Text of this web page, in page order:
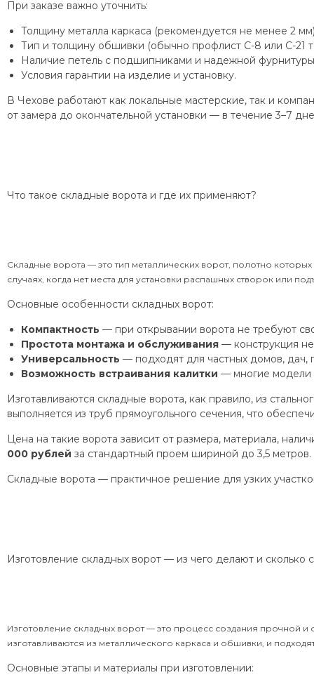
При заказе важно уточнить:
Толщину металла каркаса (рекомендуется не менее 2
Тип и толщину обшивки (обычно профлист С-8 или С-21
Наличие петель с подшипниками и надежной
Условия гарантии на изделие и установку.
В Чехове работают как локальные мастерские, так и
от замера до окончательной установки — в течение 3–7
Что такое складные ворота и где их применяют?
Складные ворота — это тип металлических ворот, полотно
случаях, когда нет места для установки распашных створок или
Основные особенности складных ворот:
Компактность — при открывании ворота не требуют
Простота монтажа и обслуживания — конструкция
Универсальность — подходят для частных домов, дач,
Возможность встраивания калитки — многие модели
Изготавливаются складные ворота, как правило, из
выполняется из труб прямоугольного сечения, что
Цена на такие ворота зависит от размера, материала,
000 рублей за стандартный проем шириной до 3,5 метров.
Складные ворота — практичное решение для узких
Изготовление складных ворот — из чего делают и сколько
Изготовление складных ворот — это процесс создания прочной
изготавливаются из металлического каркаса и обшивки, и
Основные этапы и материалы при изготовлении: